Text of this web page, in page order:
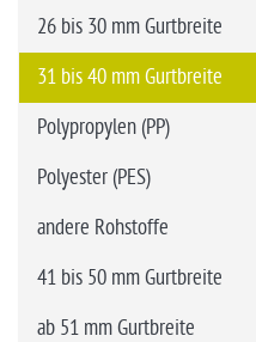
26 bis 30 mm Gurtbreite
31 bis 40 mm Gurtbreite
Polypropylen (PP)
Polyester (PES)
andere Rohstoffe
41 bis 50 mm Gurtbreite
ab 51 mm Gurtbreite